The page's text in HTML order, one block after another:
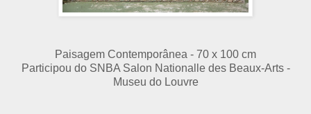
Paisagem Contemporânea - 70 x 100 cm
Participou do SNBA Salon Nationalle des Beaux-Arts -
Museu do Louvre